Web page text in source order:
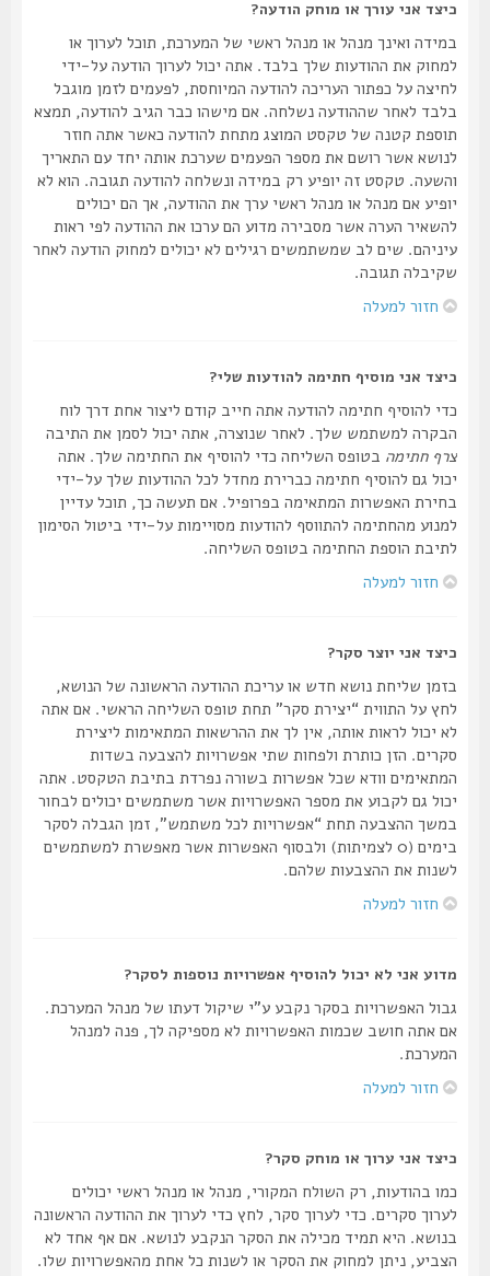
כיצד אני עורך או מוחק הודעה?
במידה ואינך מנהל או מנהל ראשי של המערכת, תוכל לערוך או
למחוק את ההודעות שלך בלבד. אתה יכול לערוך הודעה על-ידי
לחיצה על כפתור העריכה להודעה המיוחסת, לפעמים לזמן מוגבל
בלבד לאחר שההודעה נשלחה. אם מישהו כבר הגיב להודעה, תמצא
תוספת קטנה של טקסט המוצג מתחת להודעה כאשר אתה חוזר
לנושא אשר רושם את מספר הפעמים שערכת אותה יחד עם התאריך
והשעה. טקסט זה יופיע רק במידה ונשלחה להודעה תגובה. הוא לא
יופיע אם מנהל או מנהל ראשי ערך את ההודעה, אך הם יכולים
להשאיר הערה אשר מסבירה מדוע הם ערכו את ההודעה לפי ראות
עיניהם. שים לב שמשתמשים רגילים לא יכולים למחוק הודעה לאחר
שקיבלה תגובה.
חזור למעלה
כיצד אני מוסיף חתימה להודעות שלי?
כדי להוסיף חתימה להודעה אתה חייב קודם ליצור אחת דרך לוח
הבקרה למשתמש שלך. לאחר שנוצרה, אתה יכול לסמן את התיבה
צרף חתימהבטופס השליחה כדי להוסיף את החתימה שלך. אתה
יכול גם להוסיף חתימה כברירת מחדל לכל ההודעות שלך על-ידי
בחירת האפשרות המתאימה בפרופיל. אם תעשה כך, תוכל עדיין
למנוע מהחתימה להתווסף להודעות מסויימות על-ידי ביטול הסימון
לתיבת הוספת החתימה בטופס השליחה.
חזור למעלה
כיצד אני יוצר סקר?
בזמן שליחת נושא חדש או עריכת ההודעה הראשונה של הנושא,
לחץ על התווית “יצירת סקר” תחת טופס השליחה הראשי. אם אתה
לא יכול לראות אותה, אין לך את ההרשאות המתאימות ליצירת
סקרים. הזן כותרת ולפחות שתי אפשרויות להצבעה בשדות
המתאימים וודא שכל אפשרות בשורה נפרדת בתיבת הטקסט. אתה
יכול גם לקבוע את מספר האפשרויות אשר משתמשים יכולים לבחור
במשך ההצבעה תחת “אפשרויות לכל משתמש”, זמן הגבלה לסקר
בימים (0 לצמיתות) ולבסוף האפשרות אשר מאפשרת למשתמשים
לשנות את ההצבעות שלהם.
חזור למעלה
מדוע אני לא יכול להוסיף אפשרויות נוספות לסקר?
גבול האפשרויות בסקר נקבע ע"י שיקול דעתו של מנהל המערכת.
אם אתה חושב שכמות האפשרויות לא מספיקה לך, פנה למנהל
המערכת.
חזור למעלה
כיצד אני ערוך או מוחק סקר?
כמו בהודעות, רק השולח המקורי, מנהל או מנהל ראשי יכולים
לערוך סקרים. כדי לערוך סקר, לחץ כדי לערוך את ההודעה הראשונה
בנושא. היא תמיד מכילה את הסקר הנקבע לנושא. אם אף אחד לא
הצביע, ניתן למחוק את הסקר או לשנות כל אחת מהאפשרויות שלו.